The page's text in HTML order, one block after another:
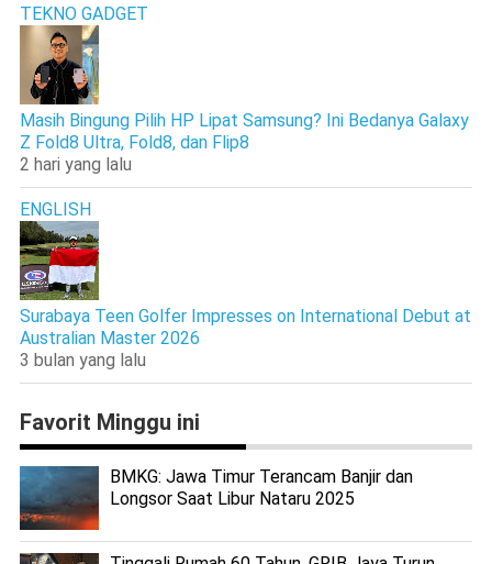
TEKNO GADGET
Masih Bingung Pilih HP Lipat Samsung? Ini Bedanya Galaxy
Z Fold8 Ultra, Fold8, dan Flip8
2 hari yang lalu
ENGLISH
Surabaya Teen Golfer Impresses on International Debut at
Australian Master 2026
3 bulan yang lalu
Favorit Minggu ini
BMKG: Jawa Timur Terancam Banjir dan
Longsor Saat Libur Nataru 2025